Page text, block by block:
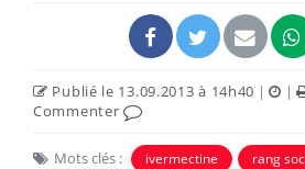
Publié le 13.09.2013 à 14h40 | |
Commenter
Mots clés : ivermectine rang